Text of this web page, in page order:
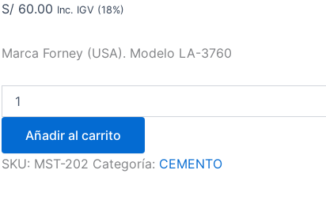
S/ 60.00 Inc. IGV (18%)
Marca Forney (USA). Modelo LA-3760
Añadir al carrito
SKU: MST-202 Categoría: CEMENTO